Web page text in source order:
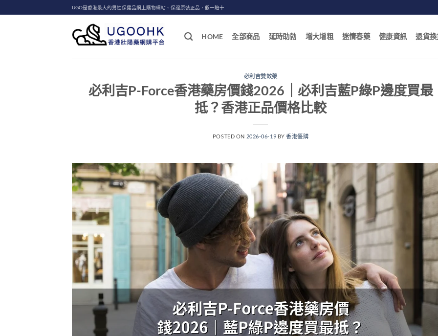
to
UGO是香港最大的男性保健品網上購物網站、保證原裝正品，假一賠十
HOME 全部商品 延時助勃 增大增粗 迷情春藥 健康資訊 退貨換
必利吉雙效藥
必利吉P-Force香港藥房價錢2026｜必利吉藍P綠P邊度買最
抵？香港正品價格比較
POSTED ON 2026-06-19 BY香港優購